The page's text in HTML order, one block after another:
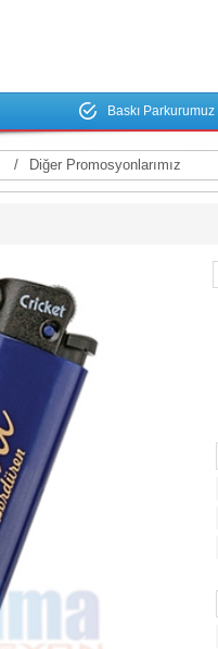
Baskı Parkurumuz
/ Diğer Promosyonlarımız